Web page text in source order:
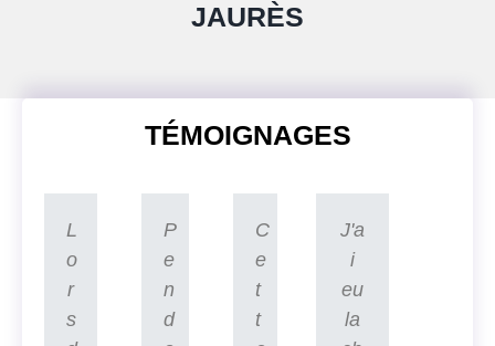
JAURÈS
TÉMOIGNAGES
L
o
r
s
P
e
n
d
C
e
t
t
J'a
i
eu
la